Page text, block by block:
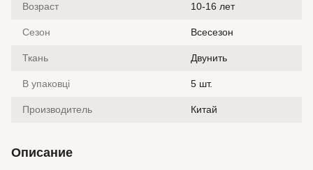
Возраст 10-16 лет
Сезон Всесезон
Ткань Двунить
В упаковці 5 шт.
Производитель Китай
Описание